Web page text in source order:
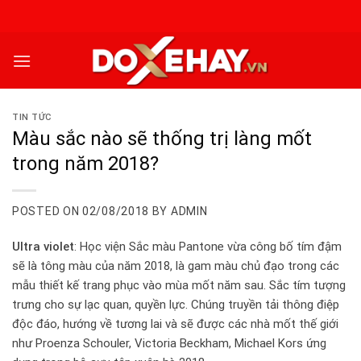
TIN TỨC
Màu sắc nào sẽ thống trị làng mốt
trong năm 2018?
POSTED ON 02/08/2018 BY ADMIN
Ultra violet: Học viện Sắc màu Pantone vừa công bố tím đậm
sẽ là tông màu của năm 2018, là gam màu chủ đạo trong các
mẫu thiết kế trang phục vào mùa mốt năm sau. Sắc tím tượng
trưng cho sự lạc quan, quyền lực. Chúng truyền tải thông điệp
độc đáo, hướng về tương lai và sẽ được các nhà mốt thế giới
như Proenza Schouler, Victoria Beckham, Michael Kors ứng